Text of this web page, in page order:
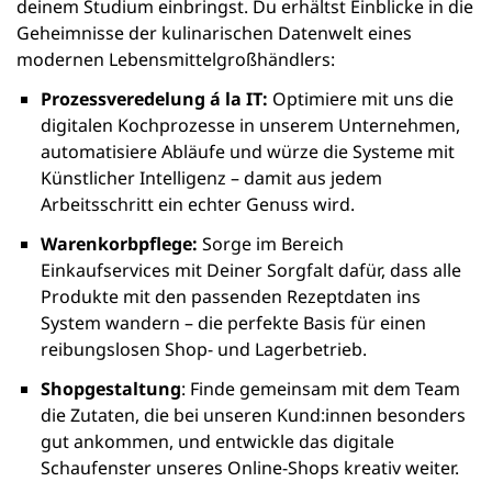
deinem Studium einbringst. Du erhältst Einblicke in die
Geheimnisse der kulinarischen Datenwelt eines
modernen Lebensmittelgroßhändlers:
Prozessveredelung á la IT: Optimiere mit uns die
digitalen Kochprozesse in unserem Unternehmen,
automatisiere Abläufe und würze die Systeme mit
Künstlicher Intelligenz – damit aus jedem
Arbeitsschritt ein echter Genuss wird.
Warenkorbpflege: Sorge im Bereich
Einkaufservices mit Deiner Sorgfalt dafür, dass alle
Produkte mit den passenden Rezeptdaten ins
System wandern – die perfekte Basis für einen
reibungslosen Shop- und Lagerbetrieb.
Shopgestaltung: Finde gemeinsam mit dem Team
die Zutaten, die bei unseren Kund:innen besonders
gut ankommen, und entwickle das digitale
Schaufenster unseres Online-Shops kreativ weiter.